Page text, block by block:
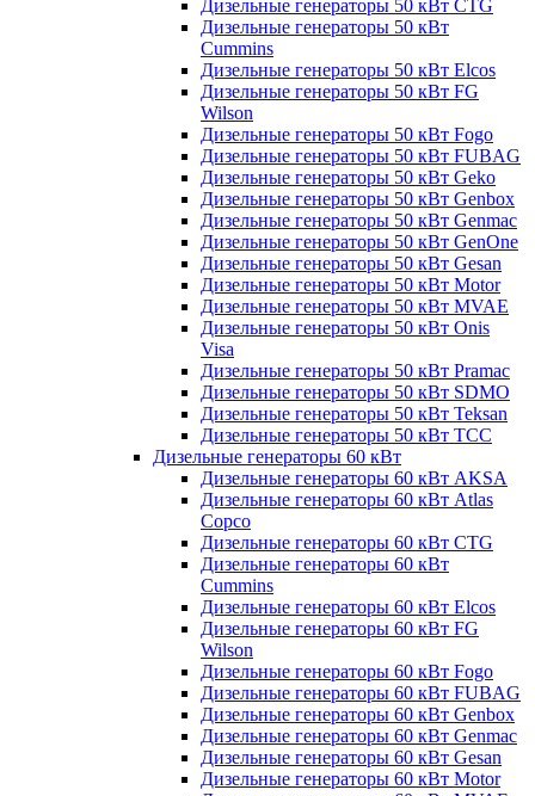
Дизельные генераторы 50 кВт CTG
Дизельные генераторы 50 кВт
Cummins
Дизельные генераторы 50 кВт Elcos
Дизельные генераторы 50 кВт FG
Wilson
Дизельные генераторы 50 кВт Fogo
Дизельные генераторы 50 кВт FUBAG
Дизельные генераторы 50 кВт Geko
Дизельные генераторы 50 кВт Genbox
Дизельные генераторы 50 кВт Genmac
Дизельные генераторы 50 кВт GenOne
Дизельные генераторы 50 кВт Gesan
Дизельные генераторы 50 кВт Motor
Дизельные генераторы 50 кВт MVAE
Дизельные генераторы 50 кВт Onis
Visa
Дизельные генераторы 50 кВт Pramac
Дизельные генераторы 50 кВт SDMO
Дизельные генераторы 50 кВт Teksan
Дизельные генераторы 50 кВт ТСС
Дизельные генераторы 60 кВт
Дизельные генераторы 60 кВт AKSA
Дизельные генераторы 60 кВт Atlas
Copco
Дизельные генераторы 60 кВт CTG
Дизельные генераторы 60 кВт
Cummins
Дизельные генераторы 60 кВт Elcos
Дизельные генераторы 60 кВт FG
Wilson
Дизельные генераторы 60 кВт Fogo
Дизельные генераторы 60 кВт FUBAG
Дизельные генераторы 60 кВт Genbox
Дизельные генераторы 60 кВт Genmac
Дизельные генераторы 60 кВт Gesan
Дизельные генераторы 60 кВт Motor